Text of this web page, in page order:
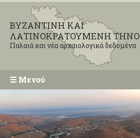
ΒΥΖΑΝΤΙΝΗ ΚΑΙ
ΛΑΤΙΝΟΚΡΑΤΟΥΜΕΝΗ
Παλαιά και νέα αρχαιολογικά δεδομένα
☰ Μενού